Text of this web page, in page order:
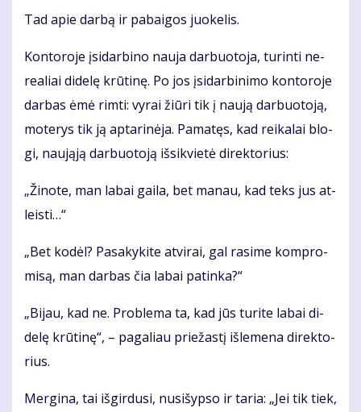
Tad apie dar­bą ir pa­bai­gos juo­ke­lis.
Kon­to­ro­je įsi­dar­bi­no nau­ja dar­buo­to­ja, tu­rin­ti ne­
re­a­liai di­de­lę krū­ti­nę. Po jos įsi­dar­bi­ni­mo kon­to­ro­je
dar­bas ėmė rim­ti: vy­rai žiū­ri tik į nau­ją dar­buo­to­ją,
mo­te­rys tik ją ap­ta­ri­nė­ja. Pa­ma­tęs, kad rei­ka­lai blo­
gi, nau­ją­ją dar­buo­to­ją iš­si­kvie­tė di­rek­to­rius:
„Ži­no­te, man la­bai gai­la, bet ma­nau, kad teks jus at­
leis­ti…“
„Bet ko­dėl? Pa­sa­ky­ki­te at­vi­rai, gal ra­si­me kom­pro­
mi­są, man dar­bas čia la­bai pa­tin­ka?“
„Bi­jau, kad ne. Pro­ble­ma ta, kad jūs tu­ri­te la­bai di­
de­lę krū­ti­nę“, – pa­ga­liau prie­žas­tį iš­le­me­na di­rek­to­
rius.
Mer­gi­na, tai iš­gir­du­si, nu­si­šyp­so ir ta­ria: „Jei tik tiek,